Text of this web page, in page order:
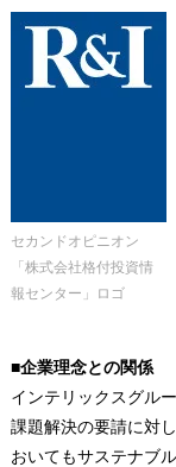
セカンドオピニオン
「株式会社格付投資情
報センター」ロゴ
■企業理念との関係
インテリックスグル
課題解決の要請に対
おいてもサステナブ